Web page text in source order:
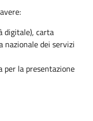
digitale), carta
nazionale dei servizi
la presentazione